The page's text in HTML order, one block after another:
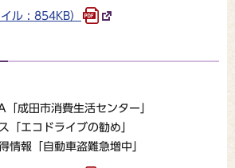
ル : 854KB）
成田市消費生活センター」
「エコドライブの勧め」
情報「自動車盗難急増中」